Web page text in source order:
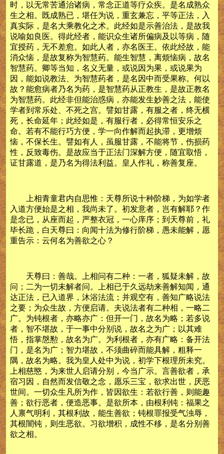
时，以无常苦通治诸病，常念正道等疗众疾。是名成熟众
生之相。既成熟已，堪任为说，重玄兼忘，平等正法，入
真实际，是名大乘教化之术。此经如是示善治法，是故我
说喻如良医。得此经者，能识众生诸所偏病及以等病，随
宜授药，无不差愈。如此人者，亦名医王。依此经故，能
消众恼，是故复称为智慧药。能生智慧，离烦恼病，故名
智慧药。卿等当知，名义无量，或说因为果，或说果为
因，能如说教法、为智慧药者，是名因中而受果称。何以
故？能愈病者乃名为药，是智慧药从正教生，是故正教名
为智慧药。此经非但能治惑病，亦能发生妙善之法，能使
学者到常乐处、不死之宫。譬如甘露，有服之者，终无横
死，长命延年；此经如是，有服行者，必得常恒安乐之
命。若有不能行巧方便，学一向作解而起执滞，更增烦
恼，不保长生。譬如有人，虽服甘露，不能将节，伤损药
性，反致毒伤。是故应当于正法门深解方便，随宜取悟，
证甘露道，是乃名为得法利益。皇人作礼，称善复座。
上相青童君内自思惟：天尊所说十种阶梯，为如学者
入道方便始是之相，我尚未了。初发意者，岂有解耶？作
是念已，从座而起，严整衣冠，一心庠序；到天尊前，礼
毕长跪，白天尊曰：向闻十法为修行阶梯，愚未能解，愿
重告示：云何名为善欲之心？
天尊曰：善哉。上相问有二种：一者，狐疑未解，故
问；二为一切未解者问。上相已于久远劫来善解知闻，通
达正法，已入道界，沐浴法流；并观空有，善知广略说法
之要；为众生故，方便启请。夫说法者有二种相，一略二
广。为钝根者，亦略亦广：但开一门，故名为略；若多说
者，智不堪故，于一事中分别说，故名之为广；以其难
悟，指掌慇懃，故名为广。为利根者，亦有广略：备开法
门，是名为广；智力堪故，不须曲碎而能具解，粗释一
隅，故名为略。我为皇人处中为说，初学下根理所未究。
上相慈愍，为来世人启请分别，今当广示。言善欲者，承
宿习因，自然而发信敬之念，愿乐三宝，欲求出世，厌恶
世间。一切众生凡所为作，皆因欲生：若欲行善，则能趣
善；欲行恶者，便造恶事。是欲所本，由根利钝：福果之
人禀气明利，其根利故，能生善欲；钝根罪报受气浊辱，
其根闇钝，则生恶欲。习欲增积，成性不移，是名分别善
欲之相。